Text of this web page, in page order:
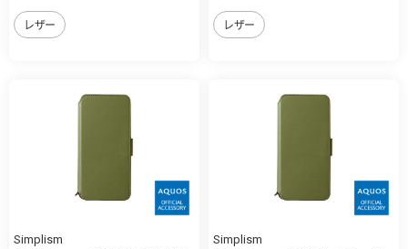
レザー レザー
Simplism
Simplism